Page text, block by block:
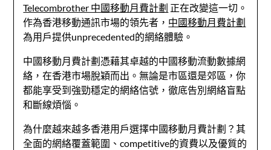
Telecombrother 中國移動月費計劃 正在改變這一切。
作為香港移動通訊市場的領先者， 中國移動月費計劃
為用戶提供unprecedented的網絡體驗。
中國移動月費計劃憑藉其卓越的中國移動流動數據網
絡，在香港市場脫穎而出。無論是市區還是郊區，你
都能享受到強勁穩定的網絡信號，徹底告別網絡盲點
和斷線煩惱。
為什麼越來越多香港用戶選擇中國移動月費計劃？其
全面的網絡覆蓋範圍、competitive的資費以及優質的